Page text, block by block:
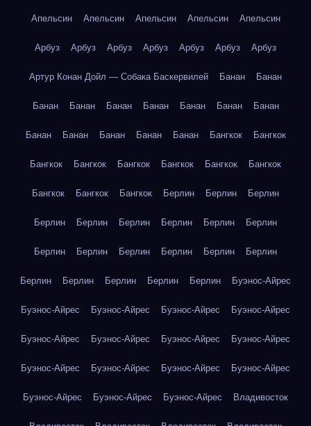
Апельсин Апельсин Апельсин Апельсин Апельсин
Арбуз Арбуз Арбуз Арбуз Арбуз Арбуз Арбуз
Артур Конан Дойл — Собака Баскервилей Банан Банан
Банан Банан Банан Банан Банан Банан Банан
Банан Банан Банан Банан Банан Бангкок Бангкок
Бангкок Бангкок Бангкок Бангкок Бангкок Бангкок
Бангкок Бангкок Бангкок Берлин Берлин Берлин
Берлин Берлин Берлин Берлин Берлин Берлин
Берлин Берлин Берлин Берлин Берлин Берлин
Берлин Берлин Берлин Берлин Берлин Буэнос-Айрес
Буэнос-Айрес Буэнос-Айрес Буэнос-Айрес Буэнос-Айрес
Буэнос-Айрес Буэнос-Айрес Буэнос-Айрес Буэнос-Айрес
Буэнос-Айрес Буэнос-Айрес Буэнос-Айрес Буэнос-Айрес
Буэнос-Айрес Буэнос-Айрес Буэнос-Айрес Владивосток